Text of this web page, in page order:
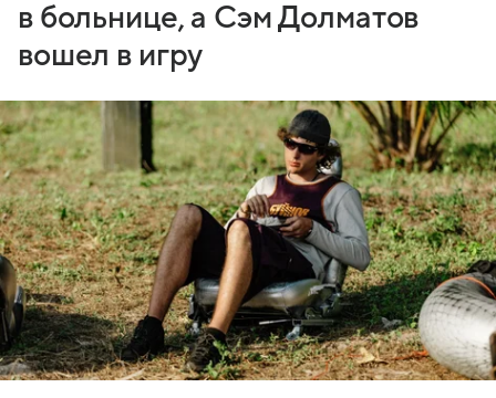
в больнице, а Сэм Долматов
вошел в игру